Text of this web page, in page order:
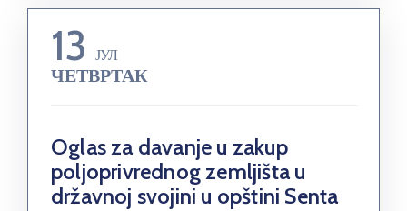
13 ЈУЛ
ЧЕТВРТАК
Oglas za davanje u zakup
poljoprivrednog zemljišta u
državnoj svojini u opštini Senta